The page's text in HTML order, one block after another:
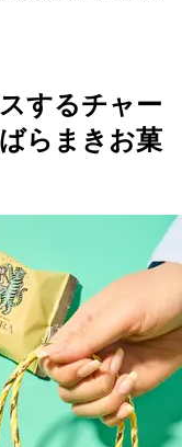
するチャー
らまきお菓